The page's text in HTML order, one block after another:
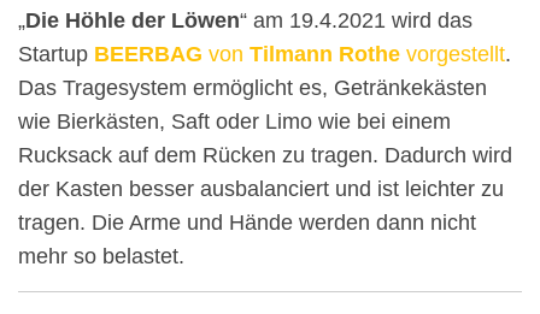
„Die Höhle der Löwen“ am 19.4.2021 wird das
Startup BEERBAG von Tilmann Rothe vorgestellt.
Das Tragesystem ermöglicht es, Getränkekästen
wie Bierkästen, Saft oder Limo wie bei einem
Rucksack auf dem Rücken zu tragen. Dadurch wird
der Kasten besser ausbalanciert und ist leichter zu
tragen. Die Arme und Hände werden dann nicht
mehr so belastet.